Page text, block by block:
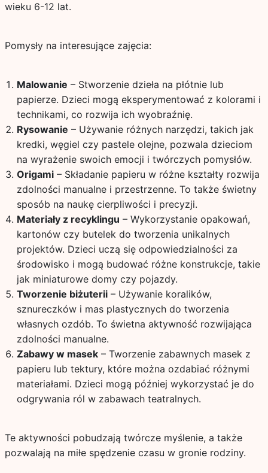
wieku 6-12 lat.
Pomysły na interesujące zajęcia:
Malowanie – Stworzenie dzieła na płótnie lub
papierze. Dzieci mogą eksperymentować z kolorami i
technikami, co rozwija ich wyobraźnię.
Rysowanie – Używanie różnych narzędzi, takich jak
kredki, węgiel czy pastele olejne, pozwala dzieciom
na wyrażenie swoich emocji i twórczych pomysłów.
Origami– Składanie papieru w różne kształty rozwija
zdolności manualne i przestrzenne. To także świetny
sposób na naukę cierpliwości i precyzji.
Materiały z recyklingu – Wykorzystanie opakowań,
kartonów czy butelek do tworzenia unikalnych
projektów. Dzieci uczą się odpowiedzialności za
środowisko i mogą budować różne konstrukcje, takie
jak miniaturowe domy czy pojazdy.
Tworzenie biżuterii– Używanie koralików,
sznureczków i mas plastycznych do tworzenia
własnych ozdób. To świetna aktywność rozwijająca
zdolności manualne.
Zabawy w masek– Tworzenie zabawnych masek z
papieru lub tektury, które można ozdabiać różnymi
materiałami. Dzieci mogą później wykorzystać je do
odgrywania ról w zabawach teatralnych.
Te aktywności pobudzają twórcze myślenie, a także
pozwalają na miłe spędzenie czasu w gronie rodziny.